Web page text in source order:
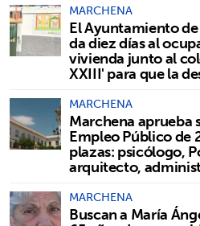
MARCHENA
El Ayuntamiento
da diez días al
vivienda junto al
XXIII' para que la
MARCHENA
Marchena aprueba
Empleo Público de
plazas: psicólogo,
arquitecto,
MARCHENA
Buscan a María